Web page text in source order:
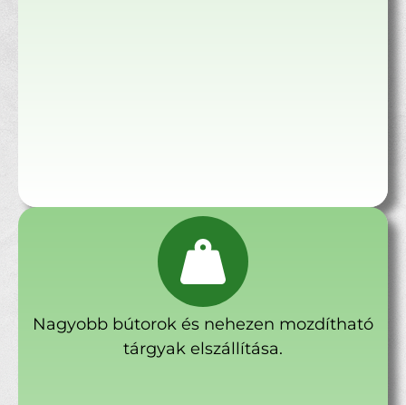
Nagyobb bútorok és nehezen mozdítható
tárgyak elszállítása.